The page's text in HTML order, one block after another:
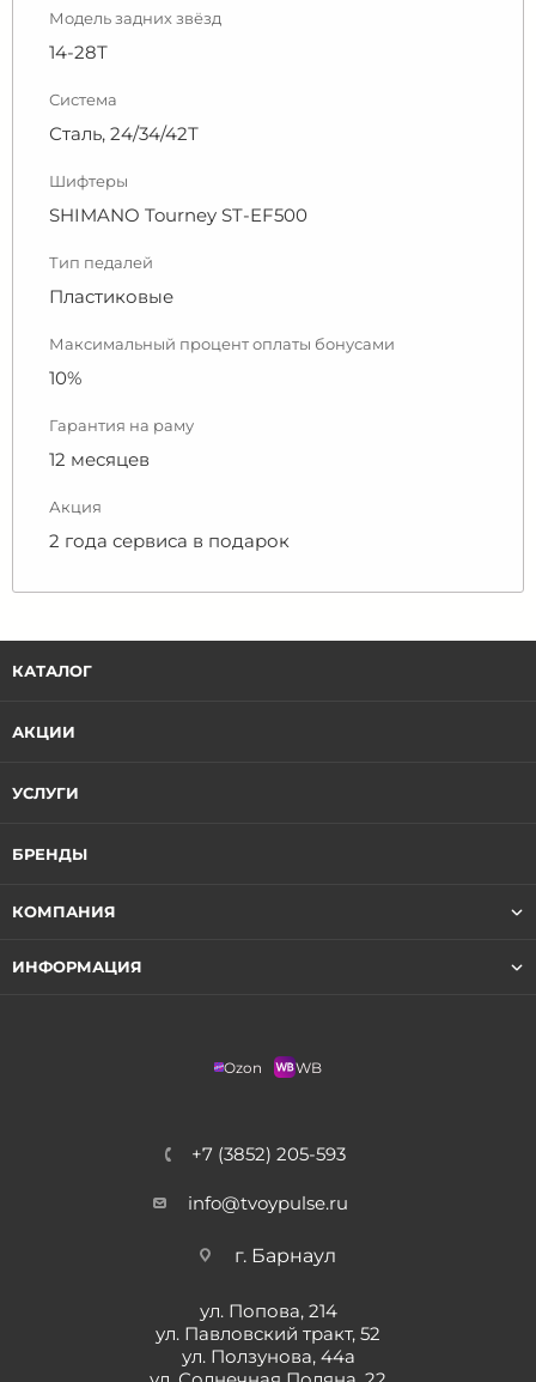
Модель задних звёзд
14-28Т
Система
Сталь, 24/34/42Т
Шифтеры
SHIMANO Tourney ST-EF500
Тип педалей
Пластиковые
Максимальный процент оплаты бонусами
10%
Гарантия на раму
12 месяцев
Акция
2 года сервиса в подарок
КАТАЛОГ
АКЦИИ
УСЛУГИ
БРЕНДЫ
КОМПАНИЯ
ИНФОРМАЦИЯ
Ozon WB
+7 (3852) 205-593
info@tvoypulse.ru
г. Барнаул
ул. Попова, 214
ул. Павловский тракт, 52
ул. Ползунова, 44а